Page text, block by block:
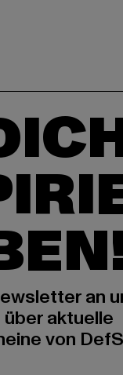
an
aktuelle
von